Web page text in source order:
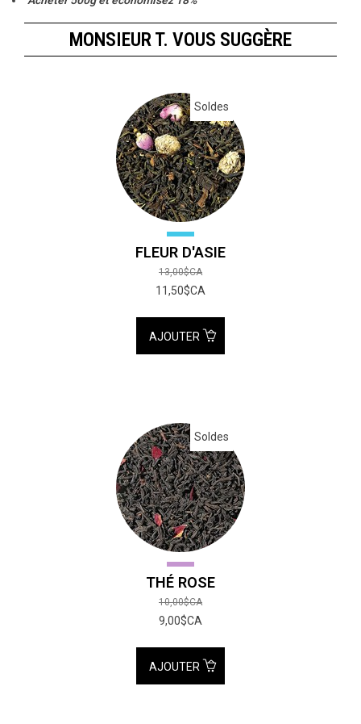
Acheter 1000g et économisez 20%
MONSIEUR T. VOUS SUGGÈRE
Soldes
FLEUR D'ASIE
13,00$CA
11,50$CA
AJOUTER
Soldes
THÉ ROSE
10,00$CA
9,00$CA
AJOUTER